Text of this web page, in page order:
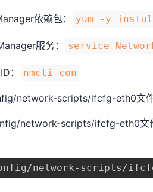
依赖包： yum -y install
服务： service
： nmcli con
network-scripts/ifcfg-eth0文
network-scripts/ifcfg-eth0文
network-scripts/